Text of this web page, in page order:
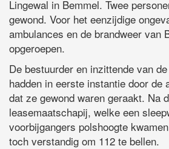
Lingewal in Bemmel. Twee
gewond. Voor het eenzijdige
ambulances en de brandweer van
opgeroepen.
De bestuurder en inzittende van
hadden in eerste instantie door de
dat ze gewond waren geraakt. Na
leasemaatschapij, welke een
voorbijgangers polshoogte
toch verstandig om 112 te bellen.